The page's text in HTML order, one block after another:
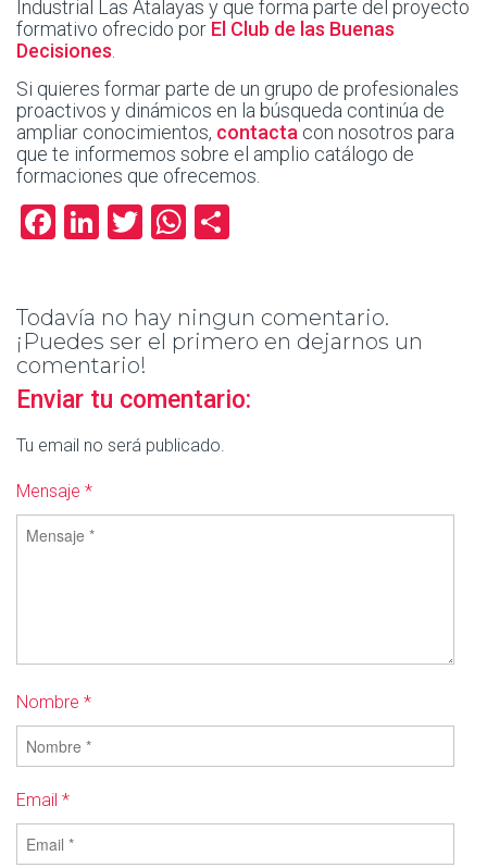
Industrial Las Atalayas y que forma parte del proyecto
formativo ofrecido por El Club de las Buenas
Decisiones
Si quieres formar parte de un grupo de profesionales
proactivos y dinámicos en la búsqueda continúa de
ampliar conocimientos, contacta con nosotros para
que te informemos sobre el amplio catálogo de
formaciones que ofrecemos.
Facebook
LinkedIn
TwitterWhatsApp
Todavía no hay ningun comentario.
¡Puedes ser el primero en dejarnos un
comentario!
Enviar tu comentario:
Tu email no será publicado.
Mensaje *
Nombre *
Email *